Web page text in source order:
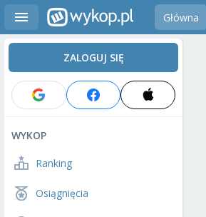
Główna
ZALOGUJ SIĘ
WYKOP
Ranking
Osiągnięcia